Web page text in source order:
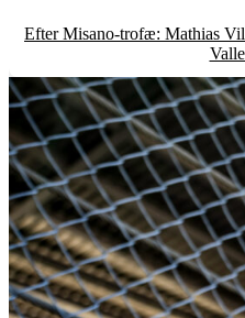
Efter Misano-trofæ: Mathias